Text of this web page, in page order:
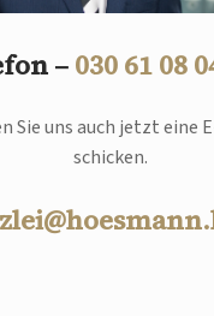
–030 61 08
Sie uns auch jetzt eine
schicken.